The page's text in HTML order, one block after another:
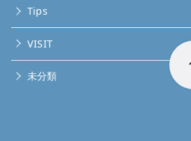
Tips
VISIT
未分類